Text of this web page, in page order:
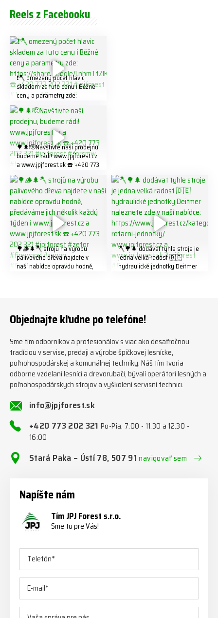
Reels z Facebooku
❗️🪓 omezený počet hlavic
skladem za tuto cenu ℹ️ Běžné
ceny a parametry zde:
K8W5t7i6o ☎️ +420 773 202
321 #jpjforest #forsmw
#firewood #
🌳🌲🫡Navštivte naší prodejnu,
budeme rádi! www.jpjforest.cz
a www.jpjforest.sk ☎️ +420 773
#biojack #regon #vahvajussi
🌳🪵🌲🪓 strojů na výrobu
palivového dřeva najdete v
naší nabídce opravdu hodně,
#firewoodproduction
🪓🌳🌲 dodávat tyhle stroje je
jedna velká radost 🇩🇪
hydraulické jednotky Deitmer
#firewood #deitmer
Objednajte kľudne po telefóne!
Sme tím odborníkov a profesionálov s viac ako desaťročnou
tradíciou v servise, predaji a výrobe špičkovej lesnícke,
poľnohospodárskej a komunálnej techniky. Náš tím tvoria
odborne vzdelaní lesníci a drevorubači, bývalí operátori lesných a
poľnohospodárskych strojov a vyškolení servisní technici.
info@jpjforest.sk
+420 773 202 321Po-Pia: 7:00 - 11:30 a 12:30 -
16:00
Stará Paka – Ústí 78, 507 91navigovať sem
Napíšte nám
Tím JPJ Forest s.r.o.
Sme tu pre Vás!